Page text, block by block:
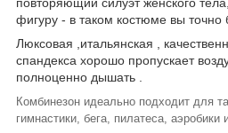
фигуру - в таком костюме вы точно
Люксовая ,итальянская ,
спандекса хорошо пропускает
полноценно дышать .
Комбинезон идеально подходит для
гимнастики, бега, пилатеса, аэробики